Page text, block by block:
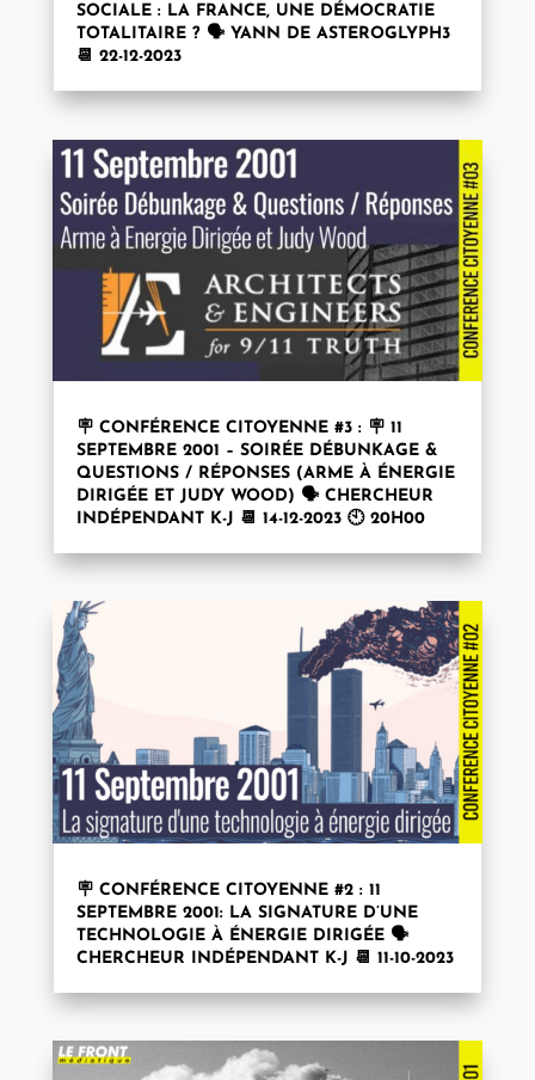
SOCIALE : LA FRANCE, UNE DÉMOCRATIE
TOTALITAIRE ? 🗣️ YANN DE ASTEROGLYPH3
📆 22-12-2023
🪧 CONFÉRENCE CITOYENNE #3 : 🪧 11
SEPTEMBRE 2001 – SOIRÉE DÉBUNKAGE &
QUESTIONS / RÉPONSES (ARME À ÉNERGIE
DIRIGÉE ET JUDY WOOD) 🗣️ CHERCHEUR
INDÉPENDANT K-J 📆 14-12-2023 🕙 20H00
🪧 CONFÉRENCE CITOYENNE #2 : 11
SEPTEMBRE 2001: LA SIGNATURE D’UNE
TECHNOLOGIE À ÉNERGIE DIRIGÉE 🗣️
CHERCHEUR INDÉPENDANT K-J 📆 11-10-2023